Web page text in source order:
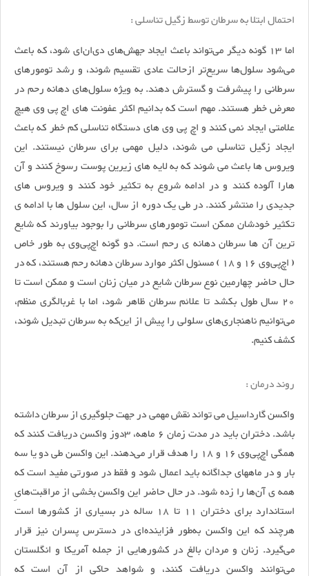
احتمال ابتلا به سرطان توسط زگیل تناسلی :
اما 13 گونه دیگر می‌تواند باعث ایجاد جهش‌های دی‌ان‌ای شود، که باعث
می‌شود سلول‌ها سریع‌تر ازحالت عادی تقسیم شوند، و رشد تومورهای
سرطانی را پیشرفت و گسترش دهند. به ویژه سلول‌های دهانه رحم در
معرض خطر هستند. مهم است که بدانیم اکثر عفونت های اچ پی وی هیچ
علامتی ایجاد نمی کنند و اچ پی وی های دستگاه تناسلی کم خطر که باعث
ایجاد زگیل تناسلی می شوند، دلیل مهمی برای سرطان نیستند. این
ویروس ها باعث می شوند که به لایه های زیرین پوست رسوخ کنند و آن
هارا آلوده کنند و در ادامه شروع به تکثیر خود کنند و ویروس های
جدیدی را منتشر کنند. در طی یک دوره از سال، این سلول ها با ادامه ی
تکثیر خودشان ممکن است تومورهای سرطانی را بوجود بیاورند که شایع
ترین آن ها سرطان دهانه ی رحم است. دو گونه اچ‌پی‌وی به طور خاص
( اچ‌پی‌وی 16 و 18 ) مسئول اکثر موارد سرطان دهانه رحم هستند، که در
حال حاضر چهارمین نوع سرطان شایع در میان زنان است و ممکن است تا
20 سال طول بکشد تا علائم سرطان ظاهر شود، اما با غربالگری منظم،
می‌توانیم ناهنجاری‌های سلولی را پیش از این‌که به سرطان تبدیل شوند،
کشف کنیم.
روند درمان :
واکسن گارداسیل می تواند نقش مهمی در جهت جلوگیری از سرطان داشته
باشد. دختران باید در مدت زمان 6 ماهه، 3دوز واکسن دریافت کنند که
همگی اچ‌پی‌وی 16 و 18 را هدف قرار می‌دهند. این واکسن طی دو یا سه
بار و در ماههای جداگانه باید اعمال شود و فقط در صورتی مفید است که
همه ی آن‌ها را زده شود. در حال حاضر این واکسن بخشی از مراقبت‌هایِ
استاندارد برای دختران 11 تا 18 ساله در بسیاری از کشورها است
هرچند که این واکسن به‌طور فزاینده‌ای در دسترس پسران نیز قرار
می‌گیرد. زنان و مردان بالغ در کشورهایی از جمله آمریکا و انگلستان
می‌توانند واکسن دریافت کنند، و شواهد حاکی از آن است که